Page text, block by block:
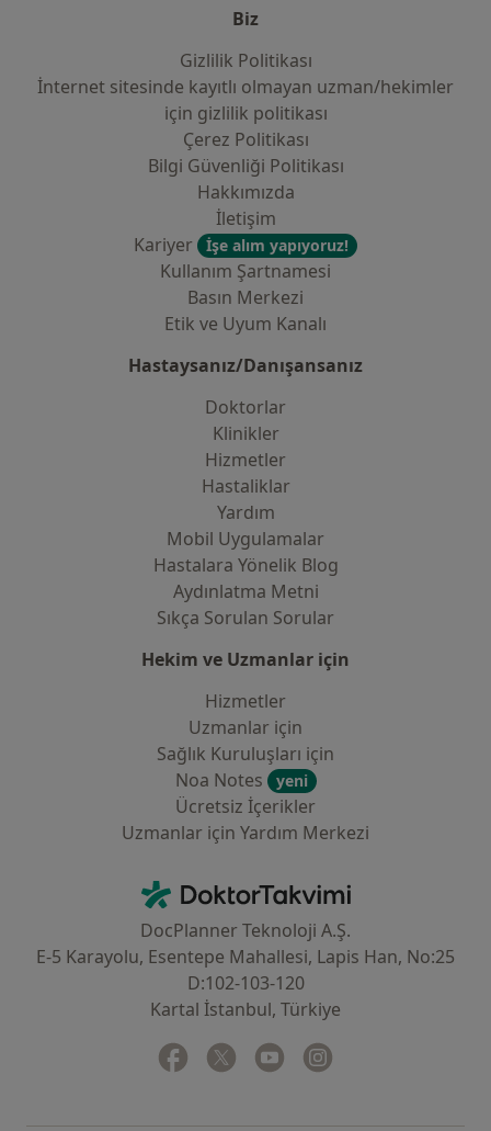
Biz
Gizlilik Politikası
İnternet sitesinde kayıtlı olmayan uzman/hekimler
i̇çin gizlilik politikası
Çerez Politikası
Bilgi Güvenliği Politikası
Hakkımızda
İletişim
Kariyer
İşe alım yapıyoruz!
Kullanım Şartnamesi
Basın Merkezi
Etik ve Uyum Kanalı
Hastaysanız/Danışansanız
Doktorlar
Klinikler
Hizmetler
Hastaliklar
Yardım
Mobil Uygulamalar
Hastalara Yönelik Blog
Aydınlatma Metni
Sıkça Sorulan Sorular
Hekim ve Uzmanlar için
Hizmetler
Uzmanlar için
Sağlık Kuruluşları için
Noa Notes
yeni
Ücretsiz İçerikler
Uzmanlar için Yardım Merkezi
DoktorTakvimi - Ana Sayfa
DocPlanner Teknoloji A.Ş.
E-5 Karayolu, Esentepe Mahallesi, Lapis Han, No:25
D:102-103-120
Kartal İstanbul, Türkiye
Facebook
yeni bir sekmede açılır
Twitter
yeni bir sekmede açılır
Youtube
yeni bir sekmede açılır